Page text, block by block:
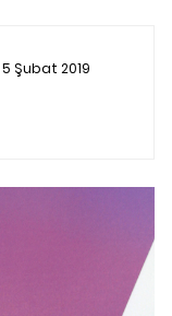
5 Şubat 2019